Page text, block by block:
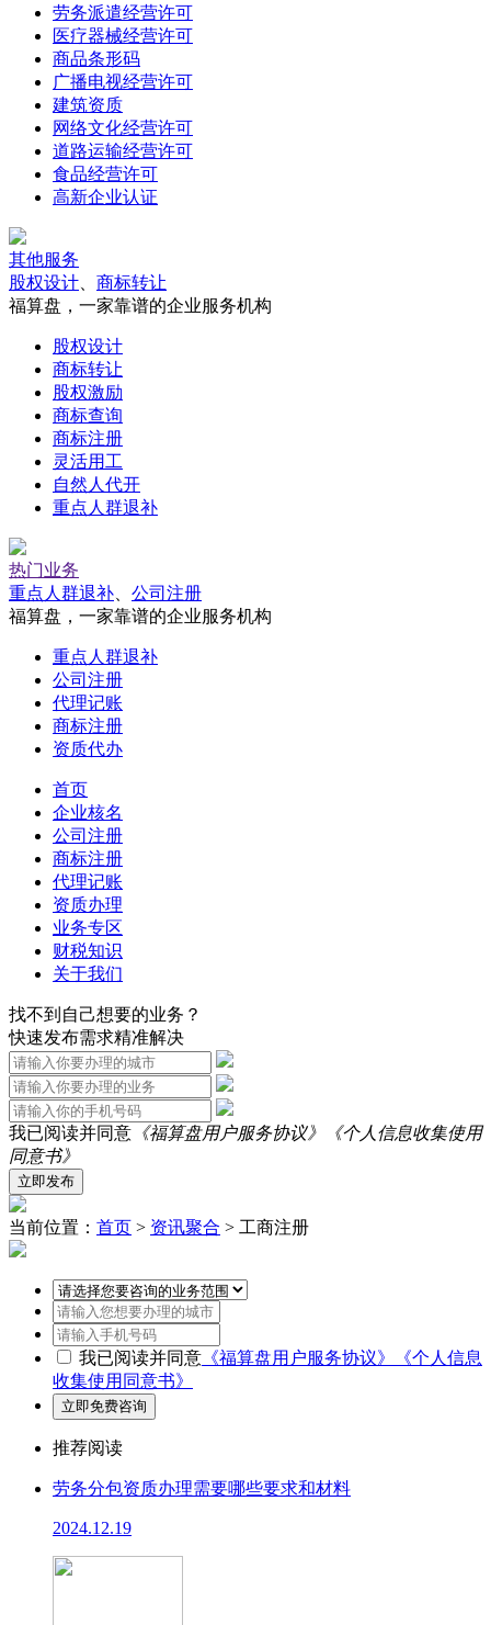
劳务派遣经营许可
医疗器械经营许可
商品条形码
广播电视经营许可
建筑资质
网络文化经营许可
道路运输经营许可
食品经营许可
高新企业认证
其他服务
股权设计
商标转让
福算盘，一家靠谱的企业服务机构
股权设计
商标转让
股权激励
商标查询
商标注册
灵活用工
自然人代开
重点人群退补
热门业务
重点人群退补
公司注册
福算盘，一家靠谱的企业服务机构
重点人群退补
公司注册
代理记账
商标注册
资质代办
首页
企业核名
公司注册
商标注册
代理记账
资质办理
业务专区
财税知识
关于我们
找不到自己想要的业务？
快速发布需求精准解决
我已阅读并同意 《福算盘用户服务协议》
《个人信息收集使用
同意书》
当前位置： 首页 > 资讯聚合 > 工商注册
我已阅读并同意 《福算盘用户服务协议》
《个人信息
收集使用同意书》
推荐阅读
劳务分包资质办理需要哪些要求和材料
2024.12.19